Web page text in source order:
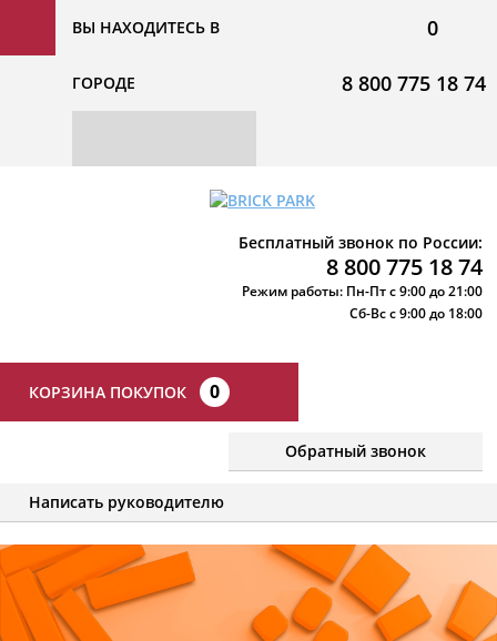
ВЫ НАХОДИТЕСЬ В
ГОРОДЕ
0
8 800 775 18 74
Бесплатный звонок по России:
8 800 775 18 74
Режим работы: Пн-Пт с 9:00 до 21:00
Сб-Вс с 9:00 до 18:00
КОРЗИНА ПОКУПОК 0
Обратный звонок
Написать руководителю